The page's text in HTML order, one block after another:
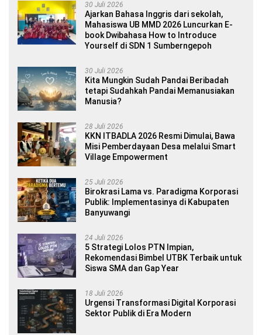
30 Juli 2026
Ajarkan Bahasa Inggris dari sekolah,
Mahasiswa UB MMD 2026 Luncurkan E-
book Dwibahasa How to Introduce
Yourself di SDN 1 Sumberngepoh
30 Juli 2026
Kita Mungkin Sudah Pandai Beribadah
tetapi Sudahkah Pandai Memanusiakan
Manusia?
28 Juli 2026
KKN ITBADLA 2026 Resmi Dimulai, Bawa
Misi Pemberdayaan Desa melalui Smart
Village Empowerment
25 Juli 2026
Birokrasi Lama vs. Paradigma Korporasi
Publik: Implementasinya di Kabupaten
Banyuwangi
24 Juli 2026
5 Strategi Lolos PTN Impian,
Rekomendasi Bimbel UTBK Terbaik untuk
Siswa SMA dan Gap Year
18 Juli 2026
Urgensi Transformasi Digital Korporasi
Sektor Publik di Era Modern